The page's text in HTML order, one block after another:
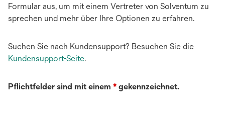
Formular aus, um mit einem Vertreter von Solventum zu
sprechen und mehr über Ihre Optionen zu erfahren.
Suchen Sie nach Kundensupport? Besuchen Sie die
Kundensupport-Seite.
Pflichtfelder sind mit einem * gekennzeichnet.